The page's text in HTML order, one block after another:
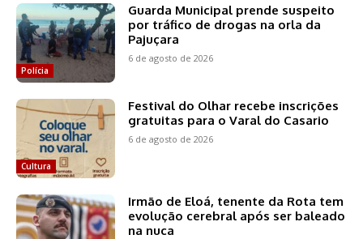
Polícia
Guarda Municipal prende suspeito
por tráfico de drogas na orla da
Pajuçara
6 de agosto de 2026
Cultura
Festival do Olhar recebe inscrições
gratuitas para o Varal do Casario
6 de agosto de 2026
Irmão de Eloá, tenente da Rota tem
evolução cerebral após ser baleado
na nuca